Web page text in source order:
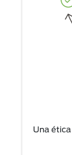
Una